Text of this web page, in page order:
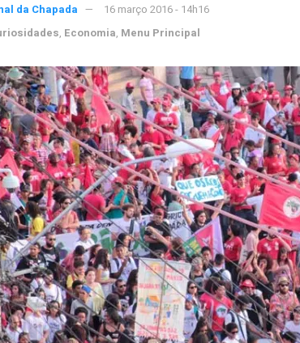
da Chapada
16 março 2016 - 14h16
, Economia, Menu Principal